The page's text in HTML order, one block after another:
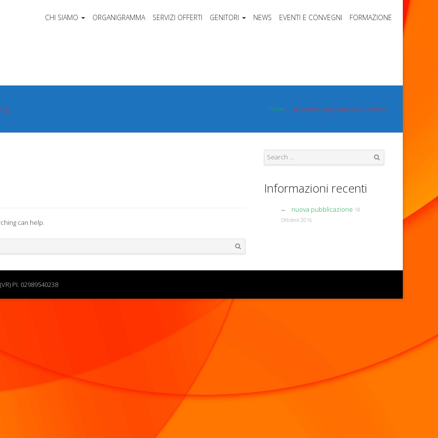
CHI SIAMO ORGANIGRAMMA SERVIZI OFFERTI GENITORI NEWS EVENTI E CONVEGNI FORMAZIONE
Home Tag: custom design basketball uniforms
can help.
Informazioni recenti
nuova pubblicazione 18
Ottobre 2016
PI. 02989540238